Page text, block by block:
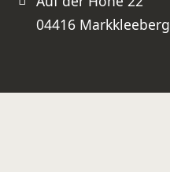
04416 Markkleeberg